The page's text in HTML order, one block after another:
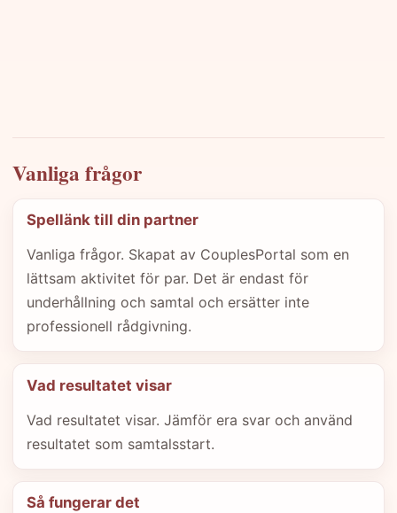
Vanliga frågor
Spellänk till din partner
Vanliga frågor. Skapat av CouplesPortal som en
lättsam aktivitet för par. Det är endast för
underhållning och samtal och ersätter inte
professionell rådgivning.
Vad resultatet visar
Vad resultatet visar. Jämför era svar och använd
resultatet som samtalsstart.
Så fungerar det